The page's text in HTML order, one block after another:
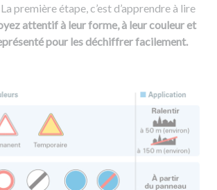
première étape, c’est d’apprendre à lire
attentif à leur forme, à leur couleur et
pour les déchiffrer facilement.